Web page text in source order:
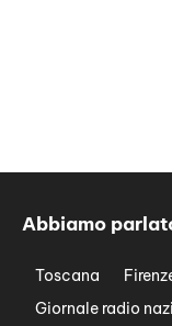
Abbiamo
Toscana
Giornale radio